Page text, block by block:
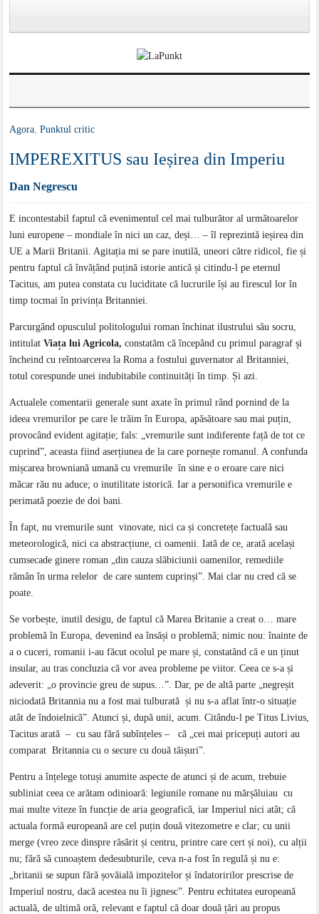
Agora,Punktul critic
IMPEREXITUS sau Ieșirea din Imperiu
Dan Negrescu
E incontestabil faptul că evenimentul cel mai tulburător al următoarelor
luni europene – mondiale în nici un caz, deși… – îl reprezintă ieșirea din
UE a Marii Britanii. Agitația mi se pare inutilă, uneori către ridicol, fie și
pentru faptul că învățând puțină istorie antică și citindu-l pe eternul
Tacitus, am putea constata cu luciditate că lucrurile își au firescul lor în
timp tocmai în privința Britanniei.
Parcurgând opusculul politologului roman închinat ilustrului său socru,
intitulatViața lui Agricola,constatăm că începând cu primul paragraf și
încheind cu reîntoarcerea la Roma a fostului guvernator al Britanniei,
totul corespunde unei indubitabile continuități în timp. Și azi.
Actualele comentarii generale sunt axate în primul rând pornind de la
ideea vremurilor pe care le trăim în Europa, apăsătoare sau mai puțin,
provocând evident agitație; fals: „vremurile sunt indiferente față de tot ce
cuprind”, aceasta fiind aserțiunea de la care pornește romanul. A confunda
mișcarea browniană umană cu vremurile în sine e o eroare care nici
măcar rău nu aduce; o inutilitate istorică. Iar a personifica vremurile e
perimată poezie de doi bani.
În fapt, nu vremurile sunt vinovate, nici ca și concretețe factuală sau
meteorologică, nici ca abstracțiune, ci oamenii. Iată de ce, arată același
cumsecade ginere roman „din cauza slăbiciunii oamenilor, remediile
rămân în urma relelor de care suntem cuprinși”. Mai clar nu cred că se
poate.
Se vorbește, inutil desigu, de faptul că Marea Britanie a creat o… mare
problemă în Europa, devenind ea însăși o problemă; nimic nou: înainte de
a o cuceri, romanii i-au făcut ocolul pe mare și, constatând că e un ținut
insular, au tras concluzia că vor avea probleme pe viitor. Ceea ce s-a și
adeverit: „o provincie greu de supus…”. Dar, pe de altă parte „negreșit
niciodată Britannia nu a fost mai tulburată și nu s-a aflat într-o situație
atât de îndoielnică”. Atunci și, după unii, acum. Citându-l pe Titus Livius,
Tacitus arată – cu sau fără subînțeles – că „cei mai pricepuți autori au
comparat Britannia cu o secure cu două tăișuri”.
Pentru a înțelege totuși anumite aspecte de atunci și de acum, trebuie
subliniat ceea ce arătam odinioară: legiunile romane nu mărșăluiau cu
mai multe viteze în funcție de aria geografică, iar Imperiul nici atât; că
actuala formă europeană are cel puțin două vitezometre e clar; cu unii
merge (vreo zece dinspre răsărit și centru, printre care cert și noi), cu alții
nu; fără să cunoaștem dedesubturile, ceva n-a fost în regulă și nu e:
„britanii se supun fără șovăială impozitelor și îndatoririlor prescrise de
Imperiul nostru, dacă acestea nu îi jignesc”. Pentru echitatea europeană
actuală, de ultimă oră, relevant e faptul că doar două țări au propus